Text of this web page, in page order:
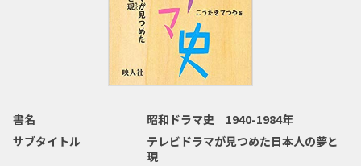
書名
昭和ドラマ史 1940-1984年
サブタイトル
テレビドラマが見つめた日本人の夢と
現